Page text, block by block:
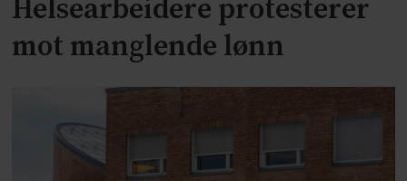
Helsearbeidere protesterer
mot manglende lønn